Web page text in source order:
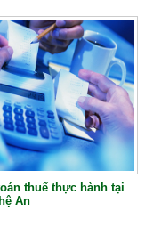
thuế thực hành tại
An